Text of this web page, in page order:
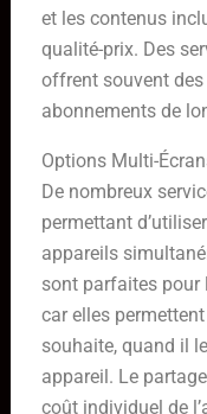
et les contenus
qualité-prix. Des
offrent souvent
abonnements de
Options Multi-
De nombreux
permettant
appareils
sont parfaites pour
car elles
souhaite, quand il
appareil. Le
coût individuel de